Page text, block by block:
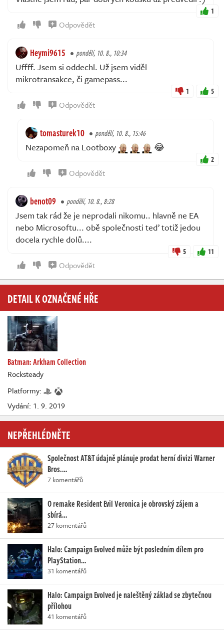
1
Odpovědět
Heymi9615 pondělí, 10. 8., 10:34
Uffff. Jsem si oddechl. Už jsem viděl
mikrotransakce, či gamepass...
1 5
Odpovědět
tomasturek10 pondělí, 10. 8., 15:46
Nezapomeň na Lootboxy 😂
2
Odpovědět
benot09 pondělí, 10. 8., 8:28
Jsem tak rád že je neprodali nikomu.. hlavně ne EA
nebo Microsoftu... obě společnosti teď totiž jedou
docela rychle dolů....
5 11
Odpovědět
DETAIL K OZNAČENÉ HŘE
Batman: Arkham Collection
Rocksteady
Platformy:
Vydání: 1. 9. 2019
NEPŘEHLÉDNĚTE
Společnost AT&T údajně plánuje prodat herní divizi Warner
Bros.…
7 komentářů
O remake Resident Evil Veronica je obrovský zájem a
sbírá…
27 komentářů
Halo: Campaign Evolved může být posledním dílem pro
PlayStation…
31 komentářů
Halo: Campaign Evolved je naleštěný základ se zbytečnou
přílohou
41 komentářů